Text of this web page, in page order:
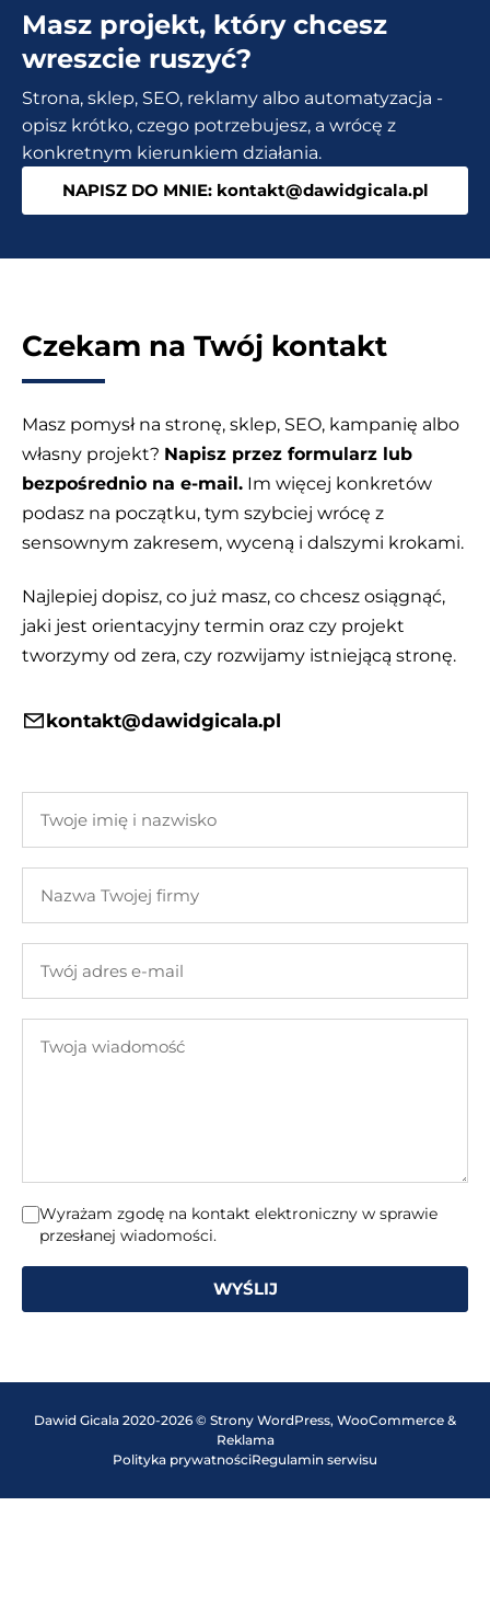
internetowych
Masz projekt, który chcesz
wreszcie ruszyć?
Strona, sklep, SEO, reklamy albo automatyzacja -
opisz krótko, czego potrzebujesz, a wrócę z
konkretnym kierunkiem działania.
NAPISZ DO MNIE: kontakt@dawidgicala.pl
Czekam na Twój kontakt
Masz pomysł na stronę, sklep, SEO, kampanię albo
własny projekt? Napisz przez formularz lub
bezpośrednio na e-mail. Im więcej konkretów
podasz na początku, tym szybciej wrócę z
sensownym zakresem, wyceną i dalszymi krokami.
Najlepiej dopisz, co już masz, co chcesz osiągnąć,
jaki jest orientacyjny termin oraz czy projekt
tworzymy od zera, czy rozwijamy istniejącą stronę.
kontakt@dawidgicala.pl
imię
nazwisko
Twojej
adres
mail
wiadomość
Wyrażam zgodę na kontakt elektroniczny w sprawie
przesłanej wiadomości.
WYŚLIJ
Dawid Gicala 2020-2026 © Strony WordPress, WooCommerce &
Reklama
Polityka prywatnościRegulamin serwisu